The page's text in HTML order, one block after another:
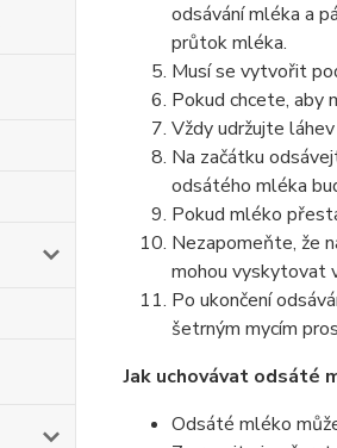
odsávání mléka a
průtok mléka.
Musí se vytvořit
Pokud chcete, aby
Vždy udržujte
Na začátku
odsátého mléka
Pokud mléko
Nezapomeňte, že
mohou vyskytovat
Po ukončení
šetrným mycím
Jak uchovávat odsáté
Odsáté mléko